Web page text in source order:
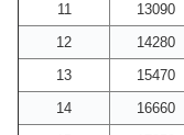
11
13090
12
14280
13
15470
14
16660